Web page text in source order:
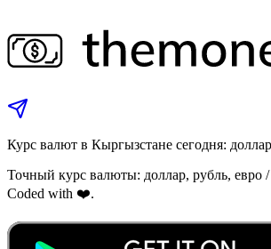
Курс валют в Кыргызстане сегодня:
Точный курс валюты: доллар, рубль, евро
Coded with ❤️.